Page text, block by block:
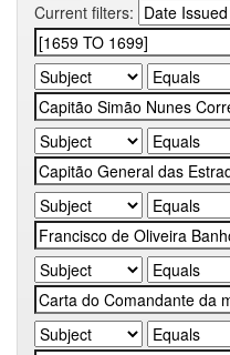
Current filters: